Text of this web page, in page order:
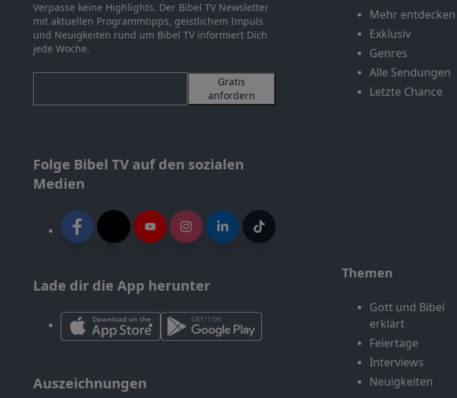
Verpasse keine Highlights. Der Bibel TV Newsletter
mit aktuellen Programmtipps, geistlichem Impuls
und Neuigkeiten rund um Bibel TV informiert Dich
jede Woche.
Gratis
anfordern
Folge Bibel TV auf den sozialen
Medien
Lade dir die App herunter
Auszeichnungen
Mehr entdecken
Exklusiv
Genres
Alle Sendungen
Letzte Chance
Themen
Gott und Bibel
erklärt
Feiertage
Interviews
Neuigkeiten